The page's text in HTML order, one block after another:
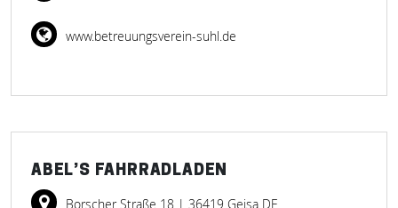
www.betreuungsverein-suhl.de
ABEL’S FAHRRADLADEN
Borscher Straße 18 | 36419 Geisa DE